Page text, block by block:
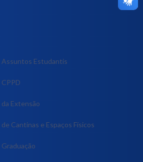
Assuntos Estudantis
Extensão
Cantinas e Espaços Físicos